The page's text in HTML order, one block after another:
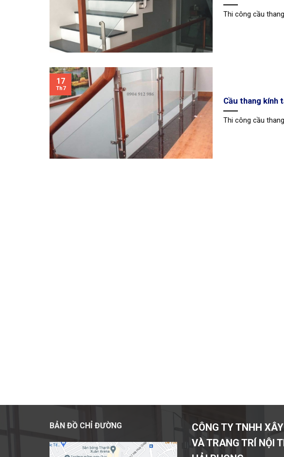
Thi công cầu
Cầu thang kính
Thi công cầu
17
Th7
BẢN ĐỒ CHỈ ĐƯỜNG
CÔNG TY TNHH
VÀ TRANG TRÍ NỘI